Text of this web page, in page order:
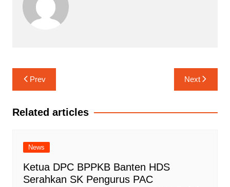
Navigasi
pos
Prev Next
Related articles
News
Ketua DPC BPPKB Banten HDS
Serahkan SK Pengurus PAC